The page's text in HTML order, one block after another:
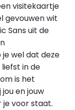
visitekaartje
gevouwen wit
Sans uit de
wel dat deze
in de
is het
en jouw
voor staat.